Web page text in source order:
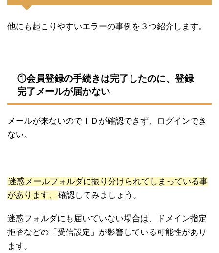
他にも起こりやすいエラーの事例を３つ紹介します。
①会員登録の手続きは完了したのに、登録
完了メールが届かない
メールが来ないのでＩＤが確認できず、ログインでき
ない。
迷惑メールフォルダに振り分けられてしまっている事
があります、
確認してみましょう。
迷惑フォルダにも届いていない場合は、ドメイン指定
拒否などの「受信設定」が影響している可能性があり
ます。